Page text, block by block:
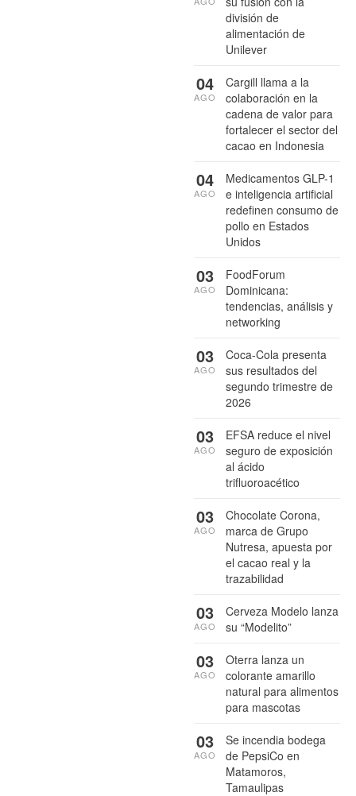
división de
alimentación de
Unilever
Cargill llama a la
colaboración en la
cadena de valor para
fortalecer el sector del
cacao en Indonesia
04
AGO
Medicamentos GLP-1
e inteligencia artificial
redefinen consumo de
pollo en Estados
Unidos
04
AGO
FoodForum
Dominicana:
tendencias, análisis y
networking
03
AGO
Coca-Cola presenta
sus resultados del
segundo trimestre de
2026
03
AGO
EFSA reduce el nivel
seguro de exposición
al ácido
trifluoroacético
03
AGO
Chocolate Corona,
marca de Grupo
Nutresa, apuesta por
el cacao real y la
trazabilidad
03
AGO
Cerveza Modelo lanza
su “Modelito”
03
AGO
Oterra lanza un
colorante amarillo
natural para alimentos
para mascotas
03
AGO
Se incendia bodega
de PepsiCo en
Matamoros,
Tamaulipas
03
AGO